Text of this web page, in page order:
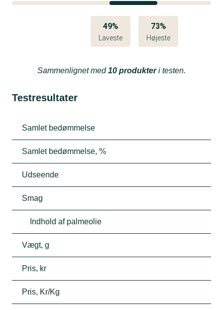
49%
Laveste
73%
Højeste
Sammenlignet med10 produkteri testen.
Testresultater
Samlet bedømmelse
Samlet bedømmelse, %
Udseende
Smag
Indhold af palmeolie
Vægt, g
Pris, kr
Pris, Kr/Kg